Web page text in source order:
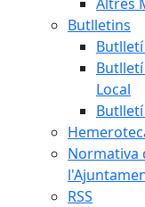
Butlletins
Local
Normativa
RSS